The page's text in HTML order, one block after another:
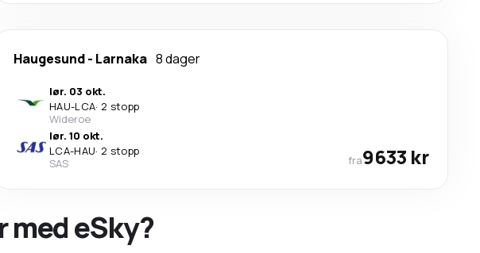
Haugesund- Larnaka 8 dager
lør. 03 okt.
HAU-LCA· 2 stopp
Wideroe
lør. 10 okt.
LCA-HAU· 2 stopp
SAS
fra9633 kr
eSky?